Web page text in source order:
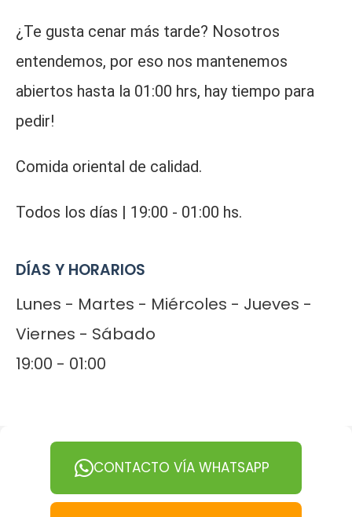
¿Te gusta cenar más tarde? Nosotros
entendemos, por eso nos mantenemos
abiertos hasta la 01:00 hrs, hay tiempo para
pedir!
Comida oriental de calidad.
Todos los días | 19:00 - 01:00 hs.
DÍAS Y HORARIOS
Lunes - Martes - Miércoles - Jueves -
Viernes - Sábado
19:00 - 01:00
CONTACTO VÍA WHATSAPP